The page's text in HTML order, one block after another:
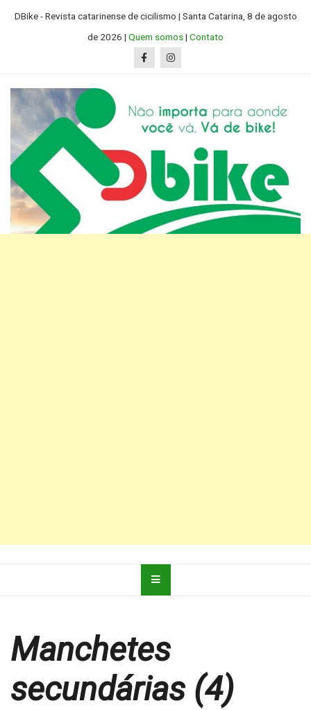
DBike - Revista catarinense de cicilismo | Santa Catarina, 8 de agosto
de 2026 | Quem somos| Contato
Manchetes
secundárias (4)